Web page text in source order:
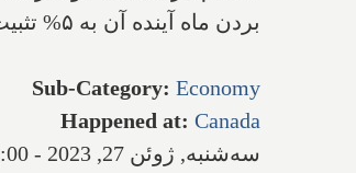
بردن ماه آینده آن به ۵% تثبیت می‌کند.
Sub-Category: Economy
Happened at: Canada
سه‌شنبه, ژوئن 27, 2023 - 18:00